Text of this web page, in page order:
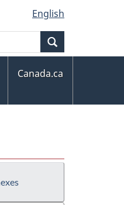
English
Canada.ca